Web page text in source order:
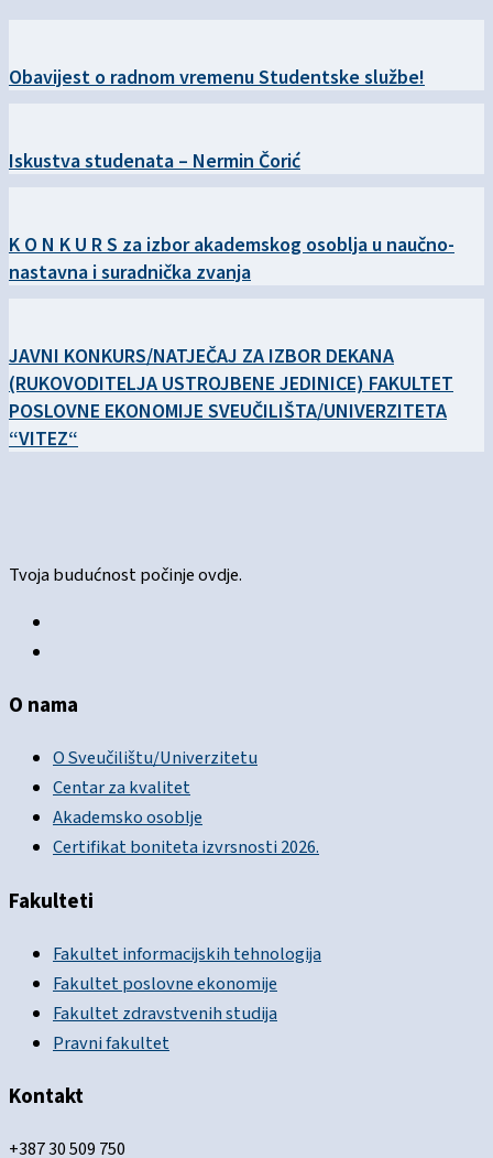
Obavijest o radnom vremenu Studentske službe!
Iskustva studenata – Nermin Čorić
K O N K U R S za izbor akademskog osoblja u naučno-
nastavna i suradnička zvanja
JAVNI KONKURS/NATJEČAJ ZA IZBOR DEKANA
(RUKOVODITELJA USTROJBENE JEDINICE) FAKULTET
POSLOVNE EKONOMIJE SVEUČILIŠTA/UNIVERZITETA
“VITEZ“
Tvoja budućnost počinje ovdje.
O nama
O Sveučilištu/Univerzitetu
Centar za kvalitet
Akademsko osoblje
Certifikat boniteta izvrsnosti 2026.
Fakulteti
Fakultet informacijskih tehnologija
Fakultet poslovne ekonomije
Fakultet zdravstvenih studija
Pravni fakultet
Kontakt
+387 30 509 750